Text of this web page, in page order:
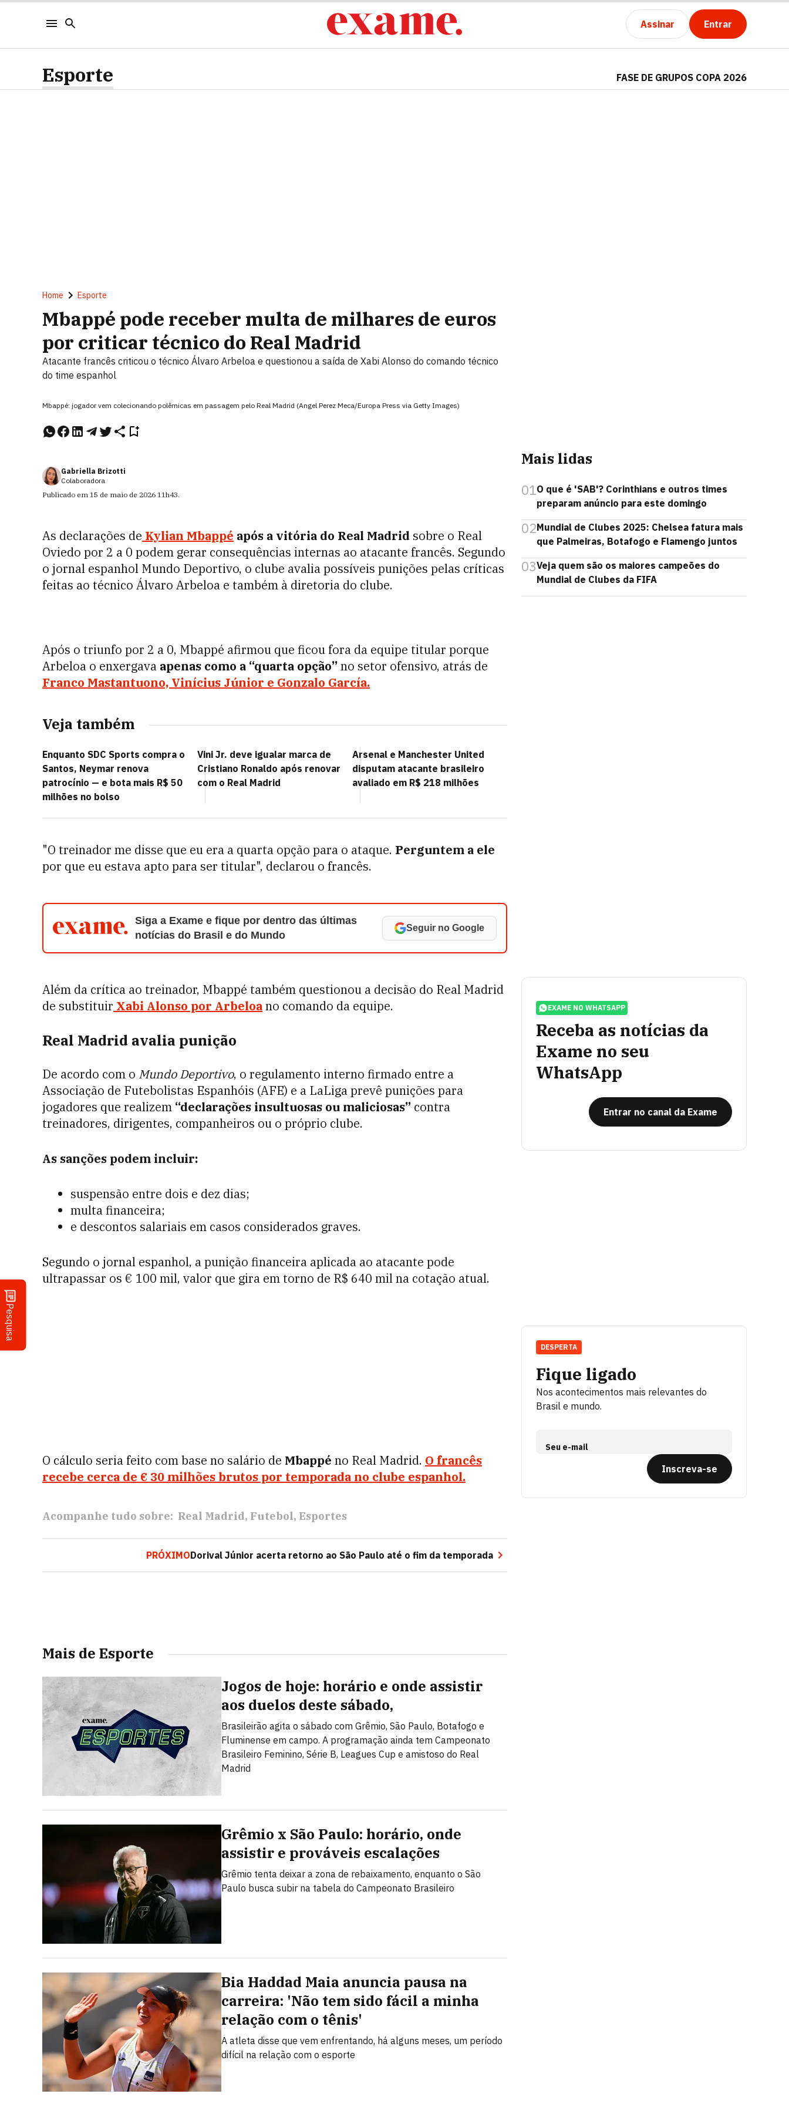
Assinar Entrar
Pesquisa
Esporte FASE DE GRUPOS COPA 2026
Home Esporte
Mbappé pode receber multa de milhares de euros
por criticar técnico do Real Madrid
Atacante francês criticou o técnico Álvaro Arbeloa e questionou a saída de Xabi Alonso do comando técnico
do time espanhol
Mbappé: jogador vem colecionando polêmicas em passagem pelo Real Madrid (Angel Perez Meca/Europa Press via Getty Images)
Gabriella Brizotti
Colaboradora
Publicado em 15 de maio de 2026 11h43.
As declarações de Kylian Mbappé após a vitória do Real Madrid sobre o Real
Oviedo por 2 a 0 podem gerar consequências internas ao atacante francês. Segundo
o jornal espanhol Mundo Deportivo, o clube avalia possíveis punições pelas críticas
feitas ao técnico Álvaro Arbeloa e também à diretoria do clube.
Após o triunfo por 2 a 0, Mbappé afirmou que ficou fora da equipe titular porque
Arbeloa o enxergava apenas como a “quarta opção”no setor ofensivo, atrás de
Franco Mastantuono, Vinícius Júnior e Gonzalo García.
Veja também
Enquanto SDC Sports compra o
Santos, Neymar renova
patrocínio — e bota mais R$ 50
milhões no bolso
Vini Jr. deve igualar marca de
Cristiano Ronaldo após renovar
com o Real Madrid
Arsenal e Manchester United
disputam atacante brasileiro
avaliado em R$ 218 milhões
"O treinador me disse que eu era a quarta opção para o ataque. Perguntem a ele
por que eu estava apto para ser titular", declarou o francês.
Siga a Exame e fique por dentro das últimas
notícias do Brasil e do Mundo
Seguir no Google
Além da crítica ao treinador, Mbappé também questionou a decisão do Real Madrid
de substituir Xabi Alonso por Arbeloano comando da equipe.
Real Madrid avalia punição
De acordo com o Mundo Deportivo, o regulamento interno firmado entre a
Associação de Futebolistas Espanhóis (AFE) e a LaLiga prevê punições para
jogadores que realizem “declarações insultuosas ou maliciosas” contra
treinadores, dirigentes, companheiros ou o próprio clube.
As sanções podem incluir:
suspensão entre dois e dez dias;
multa financeira;
e descontos salariais em casos considerados graves.
Segundo o jornal espanhol, a punição financeira aplicada ao atacante pode
ultrapassar os € 100 mil, valor que gira em torno de R$ 640 mil na cotação atual.
O cálculo seria feito com base no salário de Mbappé no Real Madrid. O francês
recebe cerca de € 30 milhões brutos por temporada no clube espanhol.
Acompanhe tudo sobre: Real Madrid Futebol Esportes
PRÓXIMODorival Júnior acerta retorno ao São Paulo até o fim da temporada
Mais de Esporte
Jogos de hoje: horário e onde assistir
aos duelos deste sábado,
Brasileirão agita o sábado com Grêmio, São Paulo, Botafogo e
Fluminense em campo. A programação ainda tem Campeonato
Brasileiro Feminino, Série B, Leagues Cup e amistoso do Real
Madrid
Grêmio x São Paulo: horário, onde
assistir e prováveis escalações
Grêmio tenta deixar a zona de rebaixamento, enquanto o São
Paulo busca subir na tabela do Campeonato Brasileiro
Bia Haddad Maia anuncia pausa na
carreira: 'Não tem sido fácil a minha
relação com o tênis'
A atleta disse que vem enfrentando, há alguns meses, um período
difícil na relação com o esporte
Mais lidas
01O que é 'SAB'? Corinthians e outros times
preparam anúncio para este domingo
02Mundial de Clubes 2025: Chelsea fatura mais
que Palmeiras, Botafogo e Flamengo juntos
03Veja quem são os maiores campeões do
Mundial de Clubes da FIFA
EXAME NO WHATSAPP
Receba as notícias da
Exame no seu
WhatsApp
Entrar no canal da Exame
Fique ligado
Nos acontecimentos mais relevantes do
Brasil e mundo.
Seu e-mail
Inscreva-se
DESPERTA